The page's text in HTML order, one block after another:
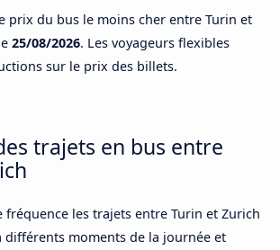
prix du bus le moins cher entre Turin et
25/08/2026. Les voyageurs flexibles
sur le prix des billets.
trajets en bus entre
fréquence les trajets entre Turin et Zurich
différents moments de la journée et